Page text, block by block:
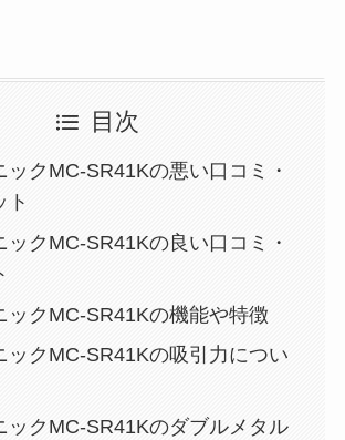
目次
ックMC-SR41Kの悪い口コミ・
ト
ックMC-SR41Kの良い口コミ・
ックMC-SR41Kの機能や特徴
ックMC-SR41Kの吸引力につい
ックMC-SR41Kのダブルメタル